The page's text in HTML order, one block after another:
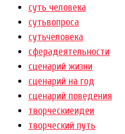
суть человека
сутьвопроса
сутьчеловека
сферадеятельности
сценарий жизни
сценарий на год
сценарий поведения
творческиеидеи
творческий путь